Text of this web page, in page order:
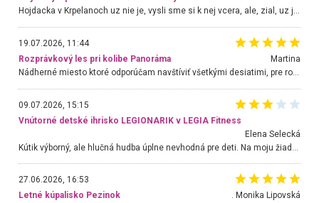
Hojdacka v Krpelanoch uz nie je, vysli sme si k nej vcera, ale, zial, uz je znicena. Ak sem planujete cestu len kvoli hojdacke, mozete si ju usetrit. Krasny vyhlad je tu vsak aj bez hojdacky :-)
19.07.2026, 11:44
Rozprávkový les pri kolibe Panoráma
Martina
Nádherné miesto ktoré odporúčam navštíviť všetkými desiatimi, pre rodiny s deťmi, dôchodcom... Proste a jednoducho ozaj rozprávkový les.. určite ešte prídeme. Odniesli sme si na pamiatku krásne tričká,
09.07.2026, 15:15
Vnútorné detské ihrisko LEGIONARIK v LEGIA Fitness
Elena Selecká
27.06.2026, 16:53
Letné kúpalisko Pezinok
. Monika Lipovská